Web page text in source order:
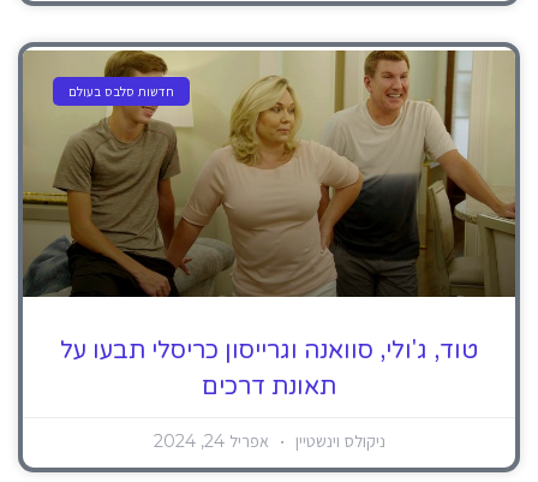
חדשות סלבס בעולם
טוד, ג'ולי, סוואנה וגרייסון כריסלי תבעו על
תאונת דרכים
ניקולס וינשטיין אפריל 24, 2024